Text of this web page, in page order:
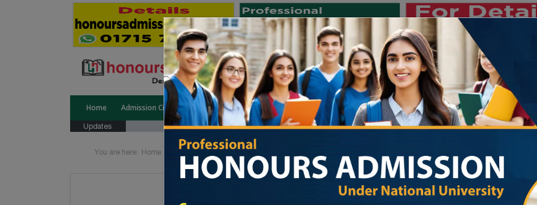
Home Admission Circular Public University Private University International University University College
Updates জাতীয় বিশ্ববিদ্যালয় ২০২৫-২৬
You are here: Home Division List Technical Institute in Noakhali
Private University Admission